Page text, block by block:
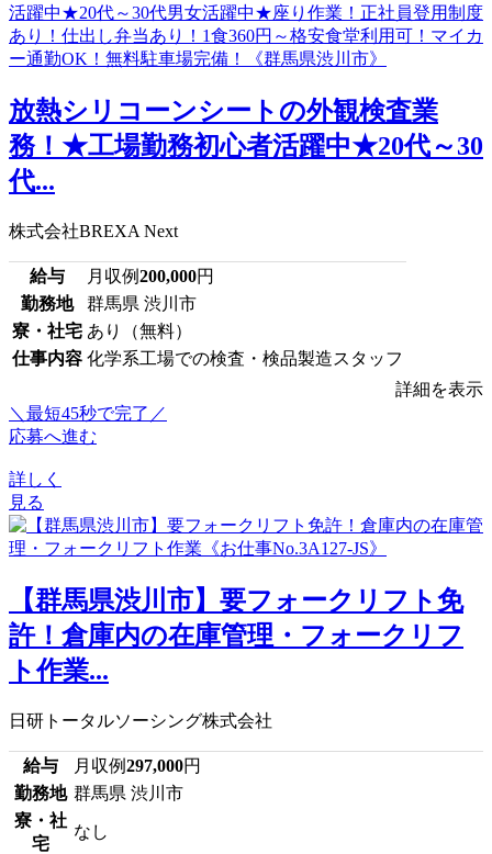
放熱シリコーンシートの外観検査業
務！★工場勤務初心者活躍中★20代～30
代...
株式会社BREXA Next
給与 月収例200,000円
勤務地
群馬県 渋川市
寮・社宅 あり（無料）
仕事内容 化学系工場での検査・検品製造スタッフ
詳細を表示
＼最短45秒で完了／
応募へ進む
詳しく
見る
【群馬県渋川市】要フォークリフト免
許！倉庫内の在庫管理・フォークリフ
ト作業...
日研トータルソーシング株式会社
給与 月収例297,000円
勤務地 群馬県 渋川市
寮・社
宅
なし